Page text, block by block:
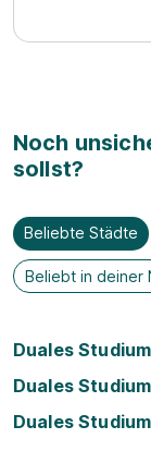
Noch
sollst?
Beliebte Städte
Beliebt in deiner
Duales
Duales
Duales